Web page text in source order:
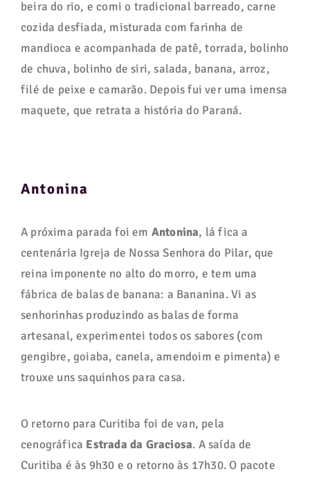
beira do rio, e comi o tradicional barreado, carne
cozida desfiada, misturada com farinha de
mandioca e acompanhada de patê, torrada, bolinho
de chuva, bolinho de siri, salada, banana, arroz,
filé de peixe e camarão. Depois fui ver uma imensa
maquete, que retrata a história do Paraná.
Antonina
A próxima parada foi em Antonina, lá fica a
centenária Igreja de Nossa Senhora do Pilar, que
reina imponente no alto do morro, e tem uma
fábrica de balas de banana: a Bananina. Vi as
senhorinhas produzindo as balas de forma
artesanal, experimentei todos os sabores (com
gengibre, goiaba, canela, amendoim e pimenta) e
trouxe uns saquinhos para casa.
O retorno para Curitiba foi de van, pela
cenográfica Estrada da Graciosa. A saída de
Curitiba é às 9h30 e o retorno às 17h30. O pacote